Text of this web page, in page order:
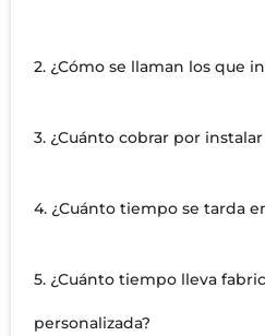
2. ¿Cómo se llaman los que
3. ¿Cuánto cobrar por
4. ¿Cuánto tiempo se tarda
5. ¿Cuánto tiempo lleva
personalizada?